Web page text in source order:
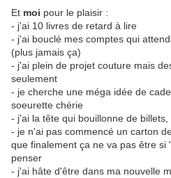
Et moi pour le plaisir :
- j'ai 10 livres de retard à lire
- j'ai bouclé mes comptes qui
(plus jamais ça)
- j'ai plein de projet couture mais
seulement
- je cherche une méga idée de
soeurette chérie
- j'ai la tête qui bouillonne de
- je n'ai pas commencé un carton
que finalement ça ne va pas être si
penser
- j'ai hâte d'être dans ma nouvelle